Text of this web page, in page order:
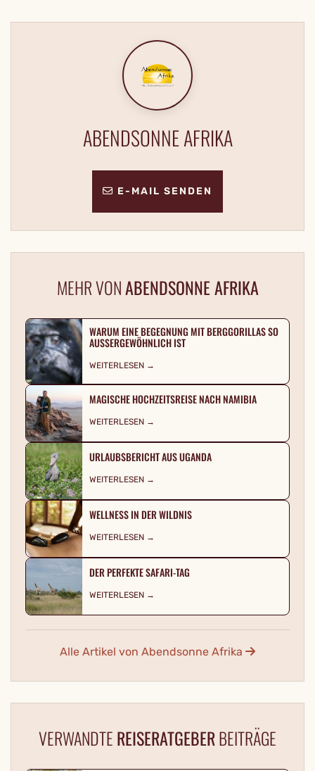
ABENDSONNE AFRIKA
E-MAIL SENDEN
MEHR VONABENDSONNE AFRIKA
WARUM EINE BEGEGNUNG MIT BERGGORILLAS SO
AUSSERGEWÖHNLICH IST
WEITERLESEN →
MAGISCHE HOCHZEITSREISE NACH NAMIBIA
WEITERLESEN →
URLAUBSBERICHT AUS UGANDA
WEITERLESEN →
WELLNESS IN DER WILDNIS
WEITERLESEN →
DER PERFEKTE SAFARI-TAG
WEITERLESEN →
Alle Artikel von Abendsonne Afrika
VERWANDTEREISERATGEBERBEITRÄGE